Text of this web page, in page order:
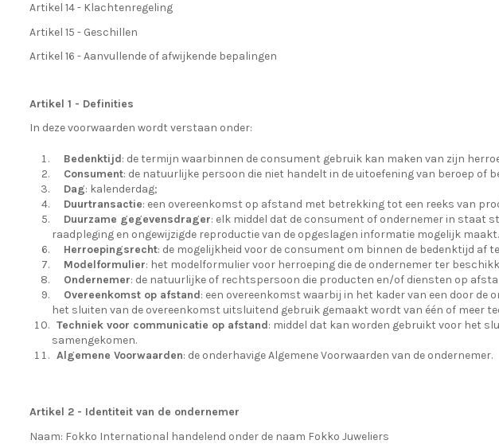
Artikel 14 - Klachtenregeling
Artikel 15 - Geschillen
Artikel 16 - Aanvullende of afwijkende bepalingen
Artikel 1 - Definities
In deze voorwaarden wordt verstaan onder:
Bedenktijd: de termijn waarbinnen de consument gebruik kan maken van zijn
Consument: de natuurlijke persoon die niet handelt in de uitoefening van beroep
Dag: kalenderdag;
Duurtransactie: een overeenkomst op afstand met betrekking tot een reeks van
Duurzame gegevensdrager: elk middel dat de consument of ondernemer in staat
raadpleging en ongewijzigde reproductie van de opgeslagen informatie mogelijk maakt.
Herroepingsrecht: de mogelijkheid voor de consument om binnen de bedenktijd af
Modelformulier: het modelformulier voor herroeping die de ondernemer ter
Ondernemer: de natuurlijke of rechtspersoon die producten en/of diensten op
Overeenkomst op afstand: een overeenkomst waarbij in het kader van een door
het sluiten van de overeenkomst uitsluitend gebruik gemaakt wordt van één of meer
Techniek voor communicatie op afstand: middel dat kan worden gebruikt voor het
samengekomen.
Algemene Voorwaarden: de onderhavige Algemene Voorwaarden van de ondernemer.
Artikel 2 - Identiteit van de ondernemer
Naam: Fokko International handelend onder de naam Fokko Juweliers